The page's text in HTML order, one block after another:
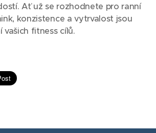
Ať už se rozhodnete pro ranní
konzistence a vytrvalost jsou
vašich fitness cílů.